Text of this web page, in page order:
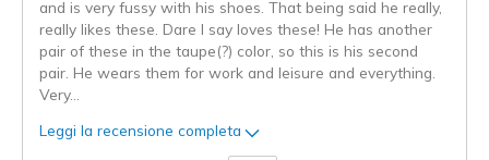
and is very fussy with his shoes. That being said he really,
really likes these. Dare I say loves these! He has another
pair of these in the taupe(?) color, so this is his second
pair. He wears them for work and leisure and everything.
Very...
Leggi la recensione completa